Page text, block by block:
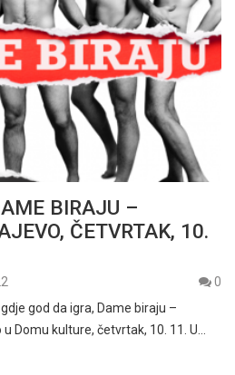
BIRAJU –
ČETVRTAK, 10.
0
god da igra, Dame biraju –
Domu kulture, četvrtak, 10. 11. U…